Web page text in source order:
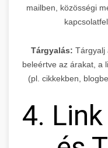
mailben, közösségi
Tárgyalás: Tárgyalj
beleértve az árakat, a
(pl. cikkekben,
4.